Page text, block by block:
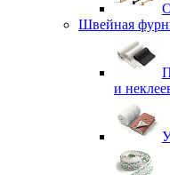
Швейная
и